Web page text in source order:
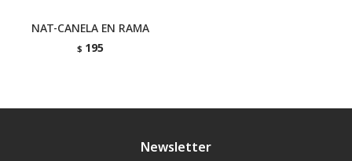
NAT-CANELA EN RAMA
$ 195
Newsletter